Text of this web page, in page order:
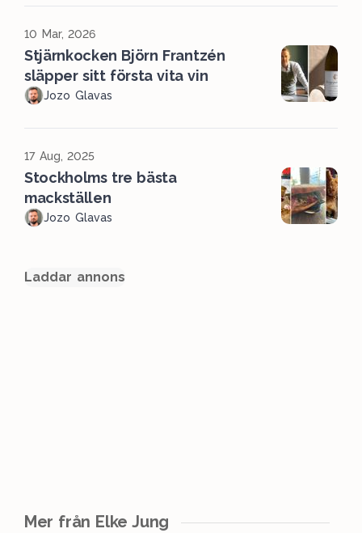
10 Mar, 2026
Stjärnkocken Björn Frantzén
släpper sitt första vita vin
Jozo Glavas
17 Aug, 2025
Stockholms tre bästa
mackställen
Jozo Glavas
Laddar annons
Mer från Elke Jung